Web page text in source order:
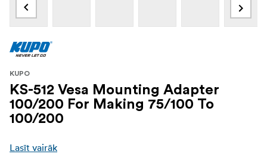
KUPO
KS-512 Vesa Mounting Adapter
100/200 For Making 75/100 To
100/200
Lasīt vairāk